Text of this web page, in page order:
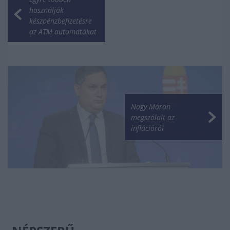
használják
készpénzbefizetésre
az ATM automatákat
Nagy Máron
megszólalt az
inflációról